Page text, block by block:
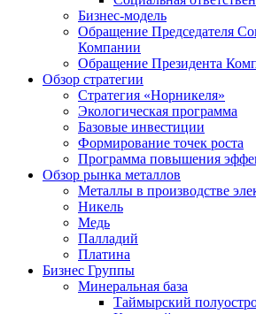
Бизнес-модель
Обращение Председателя
Компании
Обращение Президента
Обзор стратегии
Стратегия «Норникеля»
Экологическая программа
Базовые инвестиции
Формирование точек роста
Программа повышения
Обзор рынка металлов
Металлы в производстве
Никель
Медь
Палладий
Платина
Бизнес Группы
Минеральная база
Таймырский